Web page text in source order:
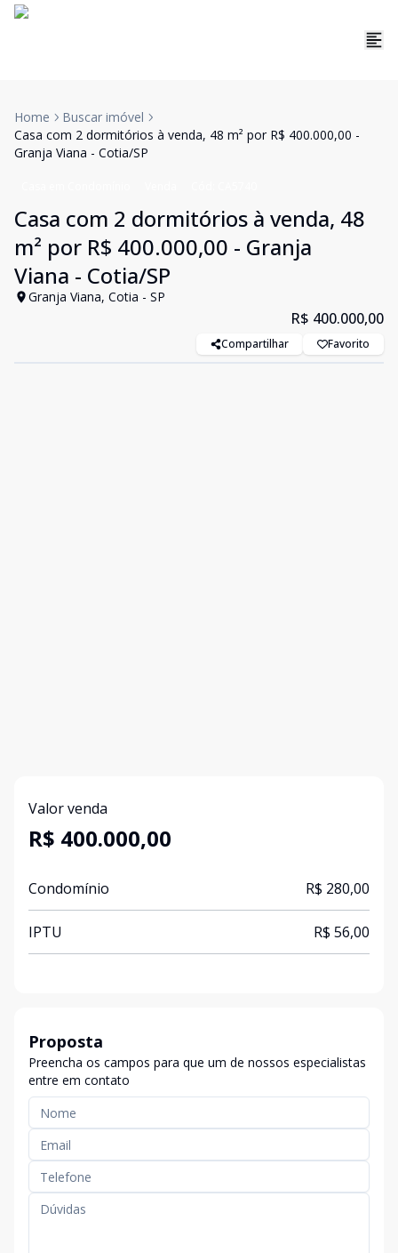
Home
Buscar imóvel
Casa com 2 dormitórios à venda, 48 m² por R$ 400.000,00 -
Granja Viana - Cotia/SP
Casa com 2 dormitórios à venda, 48
m² por R$ 400.000,00 - Granja
Viana - Cotia/SP
Granja Viana, Cotia - SP
R$ 400.000,00
Compartilhar Favorito
Valor venda
R$ 400.000,00
Condomínio R$ 280,00
IPTU R$ 56,00
Proposta
Preencha os campos para que um de nossos especialistas
entre em contato